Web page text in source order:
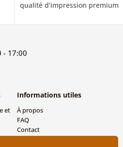
qualité d’impression premium
- 17:00
et
Informations utiles
À propos
FAQ
Contact